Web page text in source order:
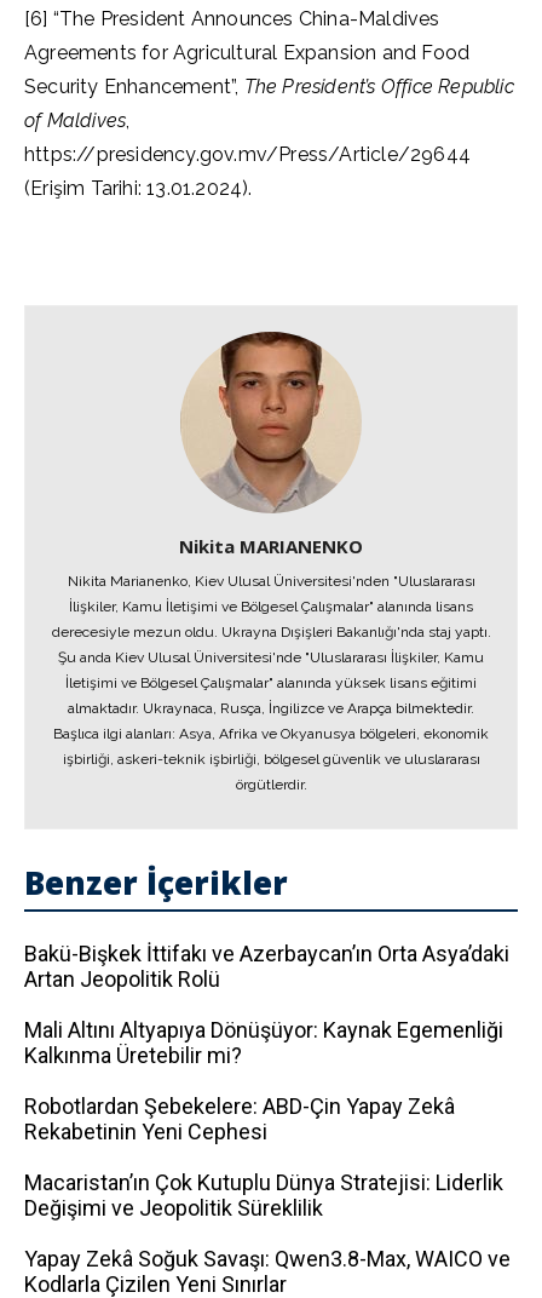
[6] “The President Announces China-Maldives
Agreements for Agricultural Expansion and Food
Security Enhancement”, The President’s Office Republic
of Maldives,
https://presidency.gov.mv/Press/Article/29644
(Erişim Tarihi: 13.01.2024).
Nikita MARIANENKO
Nikita Marianenko, Kiev Ulusal Üniversitesi'nden "Uluslararası
İlişkiler, Kamu İletişimi ve Bölgesel Çalışmalar" alanında lisans
derecesiyle mezun oldu. Ukrayna Dışişleri Bakanlığı'nda staj yaptı.
Şu anda Kiev Ulusal Üniversitesi'nde "Uluslararası İlişkiler, Kamu
İletişimi ve Bölgesel Çalışmalar" alanında yüksek lisans eğitimi
almaktadır. Ukraynaca, Rusça, İngilizce ve Arapça bilmektedir.
Başlıca ilgi alanları: Asya, Afrika ve Okyanusya bölgeleri, ekonomik
işbirliği, askeri-teknik işbirliği, bölgesel güvenlik ve uluslararası
örgütlerdir.
Benzer İçerikler
Bakü-Bişkek İttifakı ve Azerbaycan’ın Orta Asya’daki
Artan Jeopolitik Rolü
Mali Altını Altyapıya Dönüşüyor: Kaynak Egemenliği
Kalkınma Üretebilir mi?
Robotlardan Şebekelere: ABD-Çin Yapay Zekâ
Rekabetinin Yeni Cephesi
Macaristan’ın Çok Kutuplu Dünya Stratejisi: Liderlik
Değişimi ve Jeopolitik Süreklilik
Yapay Zekâ Soğuk Savaşı: Qwen3.8-Max, WAICO ve
Kodlarla Çizilen Yeni Sınırlar